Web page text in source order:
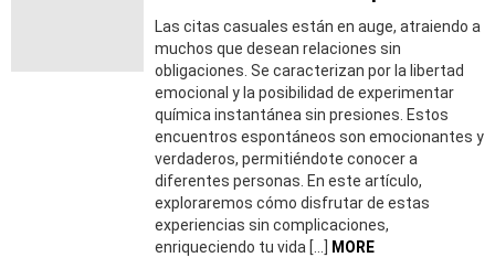
Las citas casuales están en auge, atraiendo a
muchos que desean relaciones sin
obligaciones. Se caracterizan por la libertad
emocional y la posibilidad de experimentar
química instantánea sin presiones. Estos
encuentros espontáneos son emocionantes y
verdaderos, permitiéndote conocer a
diferentes personas. En este artículo,
exploraremos cómo disfrutar de estas
experiencias sin complicaciones,
enriqueciendo tu vida […]
MORE